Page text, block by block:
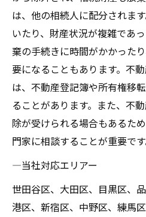
は、他の相続人に配分されま
いたり、財産状況が複雑であ
棄の手続きに時間がかかった
要になることもあります。不
は、不動産登記簿や所有権移
ることがあります。また、不
除が受けられる場合もあるた
門家に相談することが重要です
―当社対応エリアー
世田谷区、大田区、目黒区、
港区、新宿区、中野区、練馬